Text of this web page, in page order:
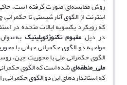
روش مقایسه‌ای صورت گرفته است،
اینترنت از الگوی آنارشیستی تا
که رویکرد یکسویه ایالات متحده در
در ذیلمفهوم تکنوژئوپلیتیک
مواجهه دو الگوی حکمرانی جهانی با
الگوی حکمرانی ملی با محوریت چین،
ملی_منطقه‌ایشده است که الگوی
که استانداردهای این دو الگوی حکمرانی